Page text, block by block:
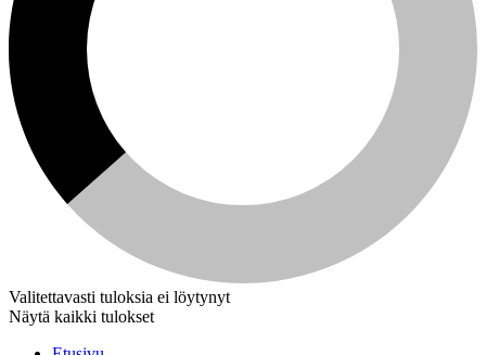
Valitettavasti tuloksia ei löytynyt
Näytä kaikki tulokset